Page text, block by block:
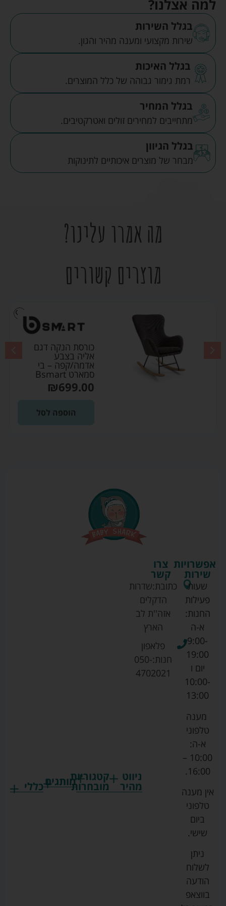
למה אצלנו?
בגלל השירות
שירות מקצועי ומענה מהיר והגון.
בגלל האיכות
רמת גימור גבוהה של כלל המוצרים.
בגלל המחיר
מתחייבים למחירים זולים ואטרקטיבים.
בגלל הגיוון
מבחר של מוצרים איכותיים לתינוקות
מה אמרו עלינו?
מוצרים קשורים
כורסת הנקה דגם
אליה בצבע
אדמה/קפה – בי
סמארט Bsmart
₪699.00
הוספה לסל
ניווט
מהיר
קטגוריות
מובחרותמותגים
גרקו
כללי
צרו
קשר
כתובת:שדרות
הדקלים
אזה''ת לב
הארץ
פלאפון
חנות:050-
4702021
אפשרויות
שירות
שעות
פעילות
החנות:
א-ה
9:00-
19:00
יום ו
10:00-
13:00
מענה
טלפוני
א-ה:
10:00 –
16:00.
אין מענה
טלפוני
ביום
שישי.
ניתן
לשלוח
הודעה
בווצאפ